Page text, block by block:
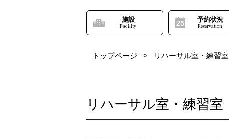
施設
Facility
予約状況
Reservation
トップページ > リハーサル室・練習室
リハーサル室・練習室